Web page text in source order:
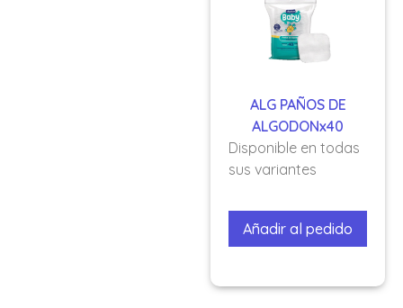
ALG PAÑOS DE
ALGODONx40
Disponible en todas
sus variantes
Añadir al pedido